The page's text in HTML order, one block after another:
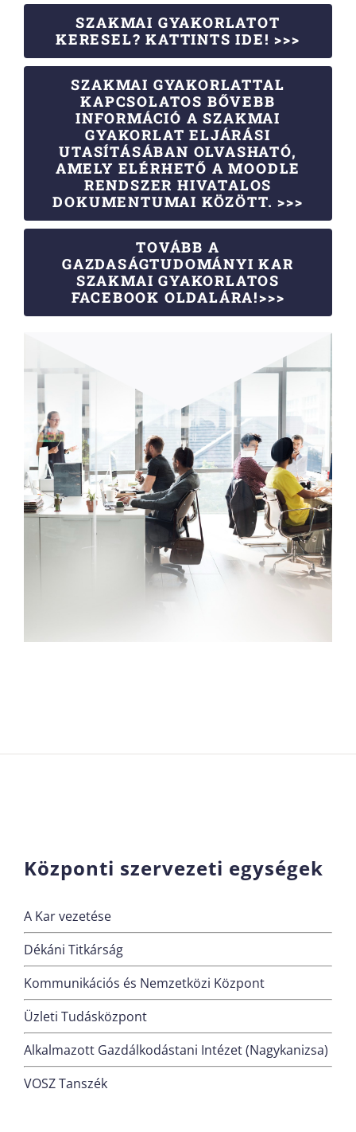
SZAKMAI GYAKORLATOT
KERESEL? KATTINTS IDE! >>>
SZAKMAI GYAKORLATTAL
KAPCSOLATOS BŐVEBB
INFORMÁCIÓ A SZAKMAI
GYAKORLAT ELJÁRÁSI
UTASÍTÁSÁBAN OLVASHATÓ,
AMELY ELÉRHETŐ A MOODLE
RENDSZER HIVATALOS
DOKUMENTUMAI KÖZÖTT. >>>
TOVÁBB A
GAZDASÁGTUDOMÁNYI KAR
SZAKMAI GYAKORLATOS
FACEBOOK OLDALÁRA!>>>
Központi szervezeti egységek
A Kar vezetése
Dékáni Titkárság
Kommunikációs és Nemzetközi Központ
Üzleti Tudásközpont
Alkalmazott Gazdálkodástani Intézet (Nagykanizsa)
VOSZ Tanszék